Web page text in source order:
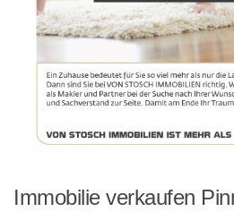
Immobilie verkaufen